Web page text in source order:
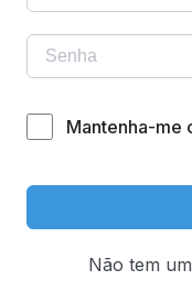
Mantenha-me
Não tem